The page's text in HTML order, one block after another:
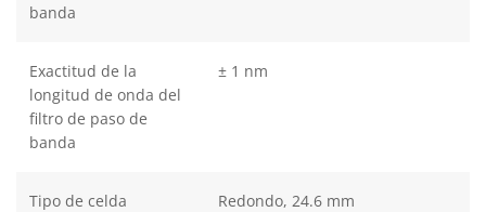
banda
Exactitud de la
longitud de onda del
filtro de paso de
banda
± 1 nm
Tipo de celda Redondo, 24.6 mm